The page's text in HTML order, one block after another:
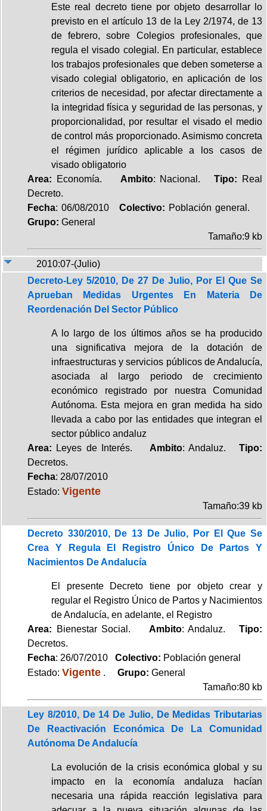
Este real decreto tiene por objeto desarrollar lo
previsto en el artículo 13 de la Ley 2/1974, de 13
de febrero, sobre Colegios profesionales, que
regula el visado colegial. En particular, establece
los trabajos profesionales que deben someterse a
visado colegial obligatorio, en aplicación de los
criterios de necesidad, por afectar directamente a
la integridad física y seguridad de las personas, y
proporcionalidad, por resultar el visado el medio
de control más proporcionado. Asimismo concreta
el régimen jurídico aplicable a los casos de
visado obligatorio
Area: Economía. Ambito: Nacional.Tipo:
Real
Decreto.
Fecha: 06/08/2010Colectivo: Población general.
Grupo: General
Tamaño:9 kb
2010:07-(Julio)
Decreto-Ley 5/2010, De 27 De Julio, Por El Que Se
Aprueban Medidas Urgentes En Materia De
Reordenación Del Sector Público
A lo largo de los últimos años se ha producido
una significativa mejora de la dotación de
infraestructuras y servicios públicos de Andalucía,
asociada al largo periodo de crecimiento
económico registrado por nuestra Comunidad
Autónoma. Esta mejora en gran medida ha sido
llevada a cabo por las entidades que integran el
sector público andaluz
Area: Leyes de Interés. Ambito: Andaluz.Tipo:
Decretos.
Fecha: 28/07/2010
Estado: Vigente
Tamaño:39 kb
Decreto 330/2010, De 13 De Julio, Por El Que Se
Crea Y Regula El Registro Único De Partos Y
Nacimientos De Andalucía
El presente Decreto tiene por objeto crear y
regular el Registro Único de Partos y Nacimientos
de Andalucía, en adelante, el Registro
Area: Bienestar Social. Ambito: Andaluz.Tipo:
Decretos.
Fecha: 26/07/2010 Colectivo: Población general
Estado: Vigente . Grupo: General
Tamaño:80 kb
Ley 8/2010, De 14 De Julio, De Medidas Tributarias
De Reactivación Económica De La Comunidad
Autónoma De Andalucía
La evolución de la crisis económica global y su
impacto en la economía andaluza hacían
necesaria una rápida reacción legislativa para